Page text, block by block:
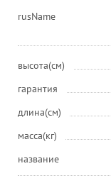
rusName
высота(см)
гарантия
длина(см)
масса(кг)
название